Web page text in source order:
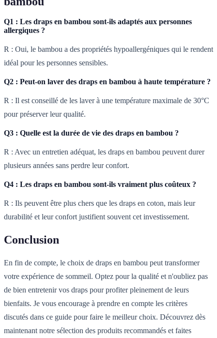
Q1 : Les draps en bambou sont-ils adaptés aux personnes
allergiques ?
R : Oui, le bambou a des propriétés hypoallergéniques qui le rendent
idéal pour les personnes sensibles.
Q2 : Peut-on laver des draps en bambou à haute température ?
R : Il est conseillé de les laver à une température maximale de 30°C
pour préserver leur qualité.
Q3 : Quelle est la durée de vie des draps en bambou ?
R : Avec un entretien adéquat, les draps en bambou peuvent durer
plusieurs années sans perdre leur confort.
Q4 : Les draps en bambou sont-ils vraiment plus coûteux ?
R : Ils peuvent être plus chers que les draps en coton, mais leur
durabilité et leur confort justifient souvent cet investissement.
Conclusion
En fin de compte, le choix de draps en bambou peut transformer
votre expérience de sommeil. Optez pour la qualité et n'oubliez pas
de bien entretenir vos draps pour profiter pleinement de leurs
bienfaits. Je vous encourage à prendre en compte les critères
discutés dans ce guide pour faire le meilleur choix. Découvrez dès
maintenant notre sélection des produits recommandés et faites